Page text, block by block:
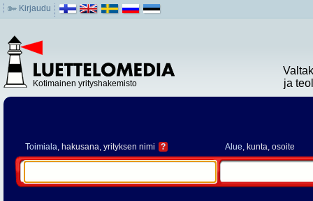
Kirjaudu
Kotimainen yrityshakemisto
ja
Toimiala, hakusana, yrityksen nimi ? Alue, kunta, osoite